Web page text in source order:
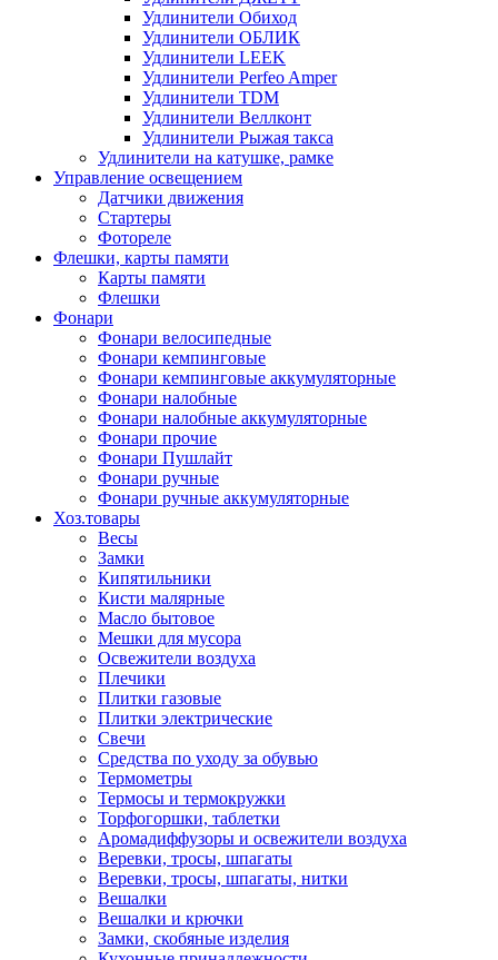
Удлинители Обиход
Удлинители ОБЛИК
Удлинители LEEK
Удлинители Perfeo Amper
Удлинители TDM
Удлинители Веллконт
Удлинители Рыжая такса
Удлинители на катушке, рамке
Управление освещением
Датчики движения
Стартеры
Фотореле
Флешки, карты памяти
Карты памяти
Флешки
Фонари
Фонари велосипедные
Фонари кемпинговые
Фонари кемпинговые аккумуляторные
Фонари налобные
Фонари налобные аккумуляторные
Фонари прочие
Фонари Пушлайт
Фонари ручные
Фонари ручные аккумуляторные
Хоз.товары
Весы
Замки
Кипятильники
Кисти малярные
Масло бытовое
Мешки для мусора
Освежители воздуха
Плечики
Плитки газовые
Плитки электрические
Свечи
Средства по уходу за обувью
Термометры
Термосы и термокружки
Торфогоршки, таблетки
Аромадиффузоры и освежители воздуха
Веревки, тросы, шпагаты
Веревки, тросы, шпагаты, нитки
Вешалки
Вешалки и крючки
Замки, скобяные изделия